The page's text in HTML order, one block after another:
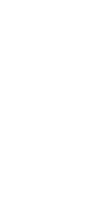
de la